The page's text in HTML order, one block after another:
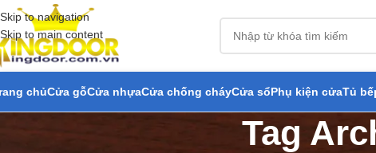
Skip to navigation
Skip to main content
chủCửa gỗCửa nhựaCửa chống cháyCửa sổPhụ kiện cửaTủ
Tag